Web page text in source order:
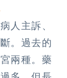
人主訴、
。過去的
兩種。藥